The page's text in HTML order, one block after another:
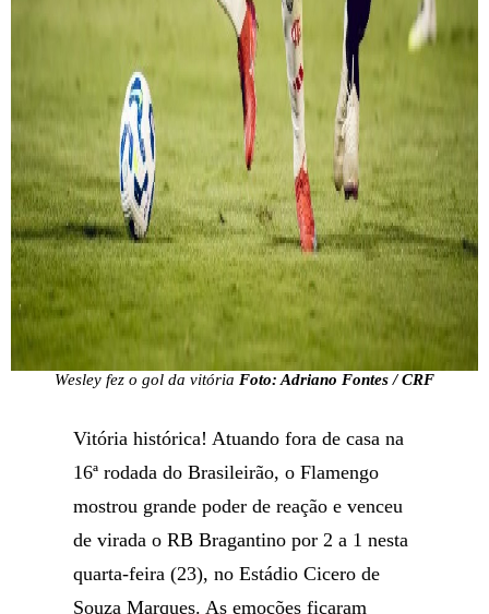
Wesley fez o gol da vitória Foto: Adriano Fontes / CRF
Vitória histórica! Atuando fora de casa na
16ª rodada do Brasileirão, o Flamengo
mostrou grande poder de reação e venceu
de virada o RB Bragantino por 2 a 1 nesta
quarta-feira (23), no Estádio Cicero de
Souza Marques. As emoções ficaram